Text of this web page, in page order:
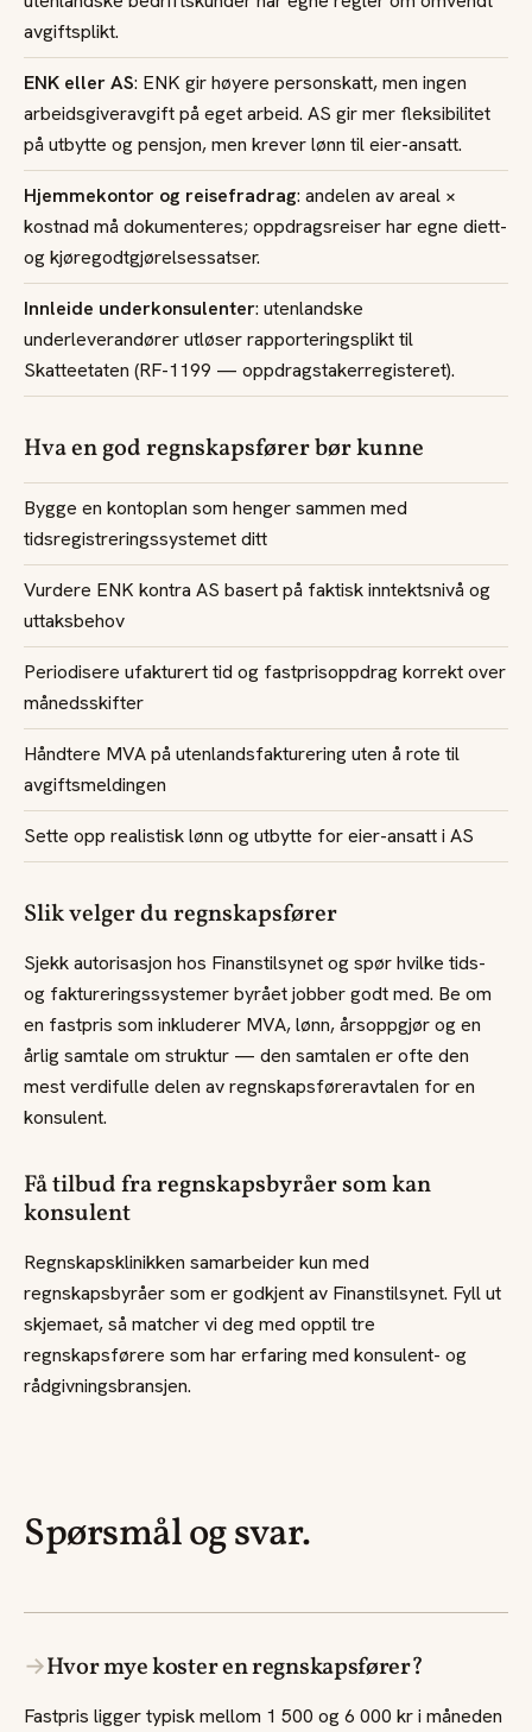
avgiftsplikt.
ENK eller AS: ENK gir høyere personskatt, men ingen
arbeidsgiveravgift på eget arbeid. AS gir mer fleksibilitet
på utbytte og pensjon, men krever lønn til eier-ansatt.
Hjemmekontor og reisefradrag: andelen av areal ×
kostnad må dokumenteres; oppdragsreiser har egne diett-
og kjøregodtgjørelsessatser.
Innleide underkonsulenter: utenlandske
underleverandører utløser rapporteringsplikt til
Skatteetaten (RF-1199 — oppdragstakerregisteret).
Hva en god regnskapsfører bør kunne
Bygge en kontoplan som henger sammen med
tidsregistreringssystemet ditt
Vurdere ENK kontra AS basert på faktisk inntektsnivå og
uttaksbehov
Periodisere ufakturert tid og fastprisoppdrag korrekt over
månedsskifter
Håndtere MVA på utenlandsfakturering uten å rote til
avgiftsmeldingen
Sette opp realistisk lønn og utbytte for eier-ansatt i AS
Slik velger du regnskapsfører
Sjekk autorisasjon hos Finanstilsynet og spør hvilke tids-
og faktureringssystemer byrået jobber godt med. Be om
en fastpris som inkluderer MVA, lønn, årsoppgjør og en
årlig samtale om struktur — den samtalen er ofte den
mest verdifulle delen av regnskapsføreravtalen for en
konsulent.
Få tilbud fra regnskapsbyråer som kan
konsulent
Regnskapsklinikken samarbeider kun med
regnskapsbyråer som er godkjent av Finanstilsynet. Fyll ut
skjemaet, så matcher vi deg med opptil tre
regnskapsførere som har erfaring med konsulent- og
rådgivningsbransjen.
Spørsmål og svar.
→Hvor mye koster en regnskapsfører?
Fastpris ligger typisk mellom 1 500 og 6 000 kr i måneden